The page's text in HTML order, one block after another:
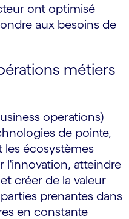
ont optimisé
aux besoins de
métiers
operations)
de pointe,
les écosystèmes
l'innovation, atteindre
créer de la valeur
prenantes dans
en constante